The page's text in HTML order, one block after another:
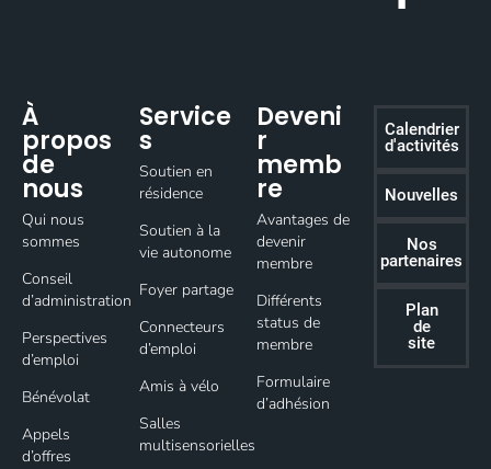
À
propos
de
nous
Qui nous
sommes
Conseil
d’administration
Perspectives
d’emploi
Bénévolat
Appels
d’offres
Service
s
Soutien en
résidence
Soutien à la
vie autonome
Foyer partage
Connecteurs
d’emploi
Amis à vélo
Salles
multisensorielles
Deveni
r
memb
re
Avantages de
devenir
membre
Différents
status de
membre
Formulaire
d’adhésion
Calendrier
d'activités
Nouvelles
Nos
partenaires
Plan
de
site